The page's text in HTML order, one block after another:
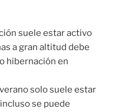
suele estar activo
a gran altitud debe
hibernación en
solo suele estar
se puede